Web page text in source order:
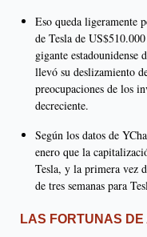
Eso queda ligeramente
de Tesla de
gigante estadounidense
llevó su deslizamiento
preocupaciones de los
decreciente.
Según los datos de
enero que la
Tesla, y la primera vez
de tres semanas para
LAS FORTUNAS